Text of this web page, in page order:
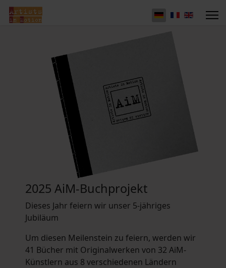
2025 AiM-Buchprojekt
Dieses Jahr feiern wir unser 5-jähriges
Jubiläum
Um diesen Meilenstein zu feiern, werden wir
41 Bücher mit Originalwerken von 32 AiM-
Künstlern aus 8 verschiedenen Ländern